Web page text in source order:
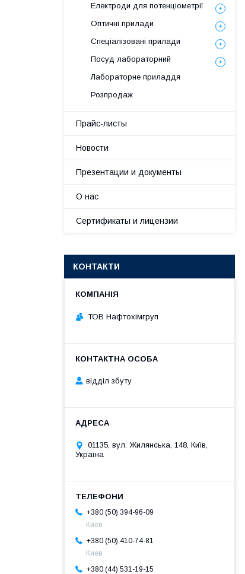
Електроди для потенціометрії
Оптичні прилади
Спеціалізовані прилади
Посуд лабораторний
Лабораторне приладдя
Розпродаж
Прайс-листы
Новости
Презентации и документы
О нас
Сертификаты и лицензии
КОНТАКТИ
ТОВ Нафтохімгруп
відділ збуту
01135, вул. Жилянська, 148, Київ,
Україна
+380 (50) 394-96-09
Киев
+380 (50) 410-74-81
Киев
+380 (44) 531-19-15